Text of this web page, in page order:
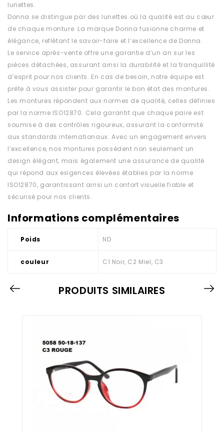
lunettes.
Donna se distingue par des lunettes où la qualité est au cœur
de chaque monture. La marque Donna fusionne charme et
élégance, reflétant le savoir-faire et l’excellence de Donna.
Le service après-vente offre une garantie d’un an sur les
pièces détachées, assurant ainsi la durabilité et la tranquillité
d’esprit pour nos clients. En cas de besoin, notre équipe est
prête à vous assister pour garantir le bon état des montures.
Les montures répondent aux normes de qualité, celles définies
par la norme ISO12870. Cela garantit que chaque paire est
soumise à des contrôles rigoureux, assurant la conformité
aux standards internationaux. Avec un engagement envers
l’excellence, nos montures possèdent non seulement un
design élégant, mais également une assurance de qualité
qui répond aux exigences élevées établies par la norme
ISO12870, garantissant ainsi un confort visuelle fiable et
sécurisé pour nos clients.
Informations complémentaires
Poids ND
couleur C1 Noir, C2 Miel, C3
PRODUITS SIMILAIRES